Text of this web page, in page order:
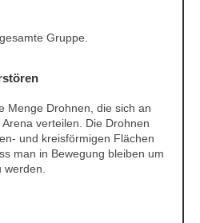
Gruppe.
Menge Drohnen, die sich an
verteilen. Die Drohnen
und kreisförmigen Flächen
man in Bewegung bleiben um